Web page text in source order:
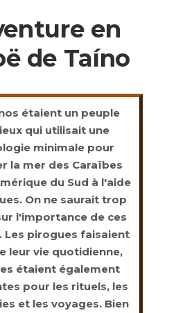
en
de Taíno
étaient un peuple
qui utilisait une
minimale pour
la mer des Caraïbes
du Sud à l'aide
On ne saurait trop
l'importance de ces
Les pirogues faisaient
leur vie quotidienne,
étaient également
pour les rituels, les
et les voyages. Bien